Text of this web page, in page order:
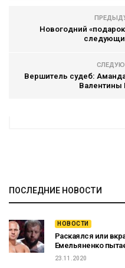
Новогодний
Вершитель судеб:
Валентины
ПОСЛЕДНИЕ НОВОСТИ
НОВОСТИ
Раскаялся или
Емельяненко
23.11.2020